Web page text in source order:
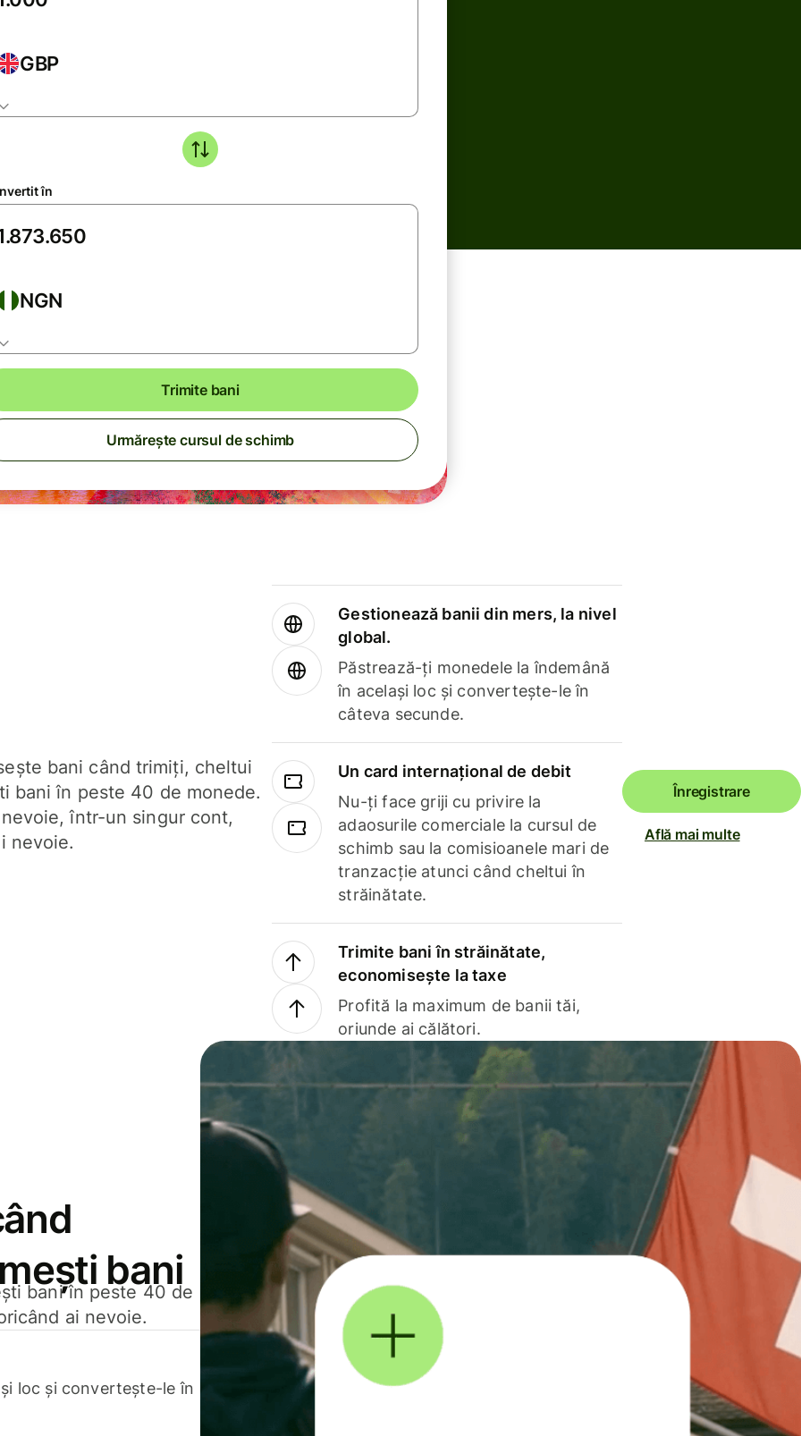
GBP
în
NGN
Trimite bani
Urmărește cursul de schimb
bani când trimiți, cheltui
bani în peste 40 de monede.
într-un singur cont,
nevoie.
Gestionează banii din mers, la nivel
global.
Păstrează-ți monedele la îndemână
în același loc și convertește-le în
câteva secunde.
Un card internațional de debit
Nu-ți face griji cu privire la
adaosurile comerciale la cursul de
schimb sau la comisioanele mari de
tranzacție atunci când cheltui în
străinătate.
Trimite bani în străinătate,
economisește la taxe
Profită la maximum de banii tăi,
oriunde ai călători.
Înregistrare
Află mai multe
bani
bani în peste 40 de
ai nevoie.
loc și convertește-le în